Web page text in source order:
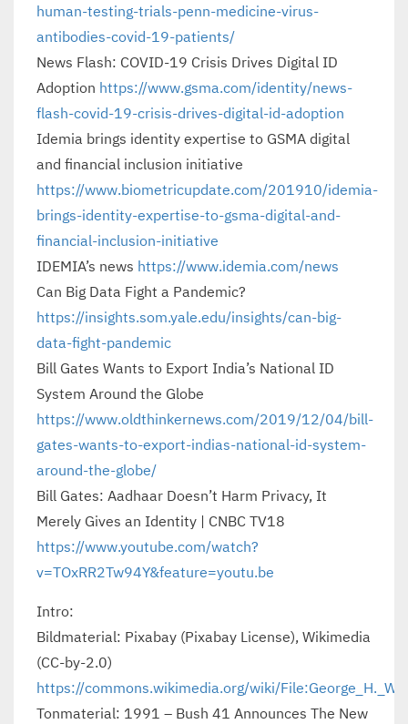
human-testing-trials-penn-medicine-virus-
antibodies-covid-19-patients/
News Flash: COVID-19 Crisis Drives Digital ID
Adoption https://www.gsma.com/identity/news-
flash-covid-19-crisis-drives-digital-id-adoption
Idemia brings identity expertise to GSMA digital
and financial inclusion initiative
https://www.biometricupdate.com/201910/idemia-
brings-identity-expertise-to-gsma-digital-and-
financial-inclusion-initiative
IDEMIA’s news https://www.idemia.com/news
Can Big Data Fight a Pandemic?
https://insights.som.yale.edu/insights/can-big-
data-fight-pandemic
Bill Gates Wants to Export India’s National ID
System Around the Globe
https://www.oldthinkernews.com/2019/12/04/bill-
gates-wants-to-export-indias-national-id-system-
around-the-globe/
Bill Gates: Aadhaar Doesn’t Harm Privacy, It
Merely Gives an Identity | CNBC TV18
https://www.youtube.com/watch?
v=TOxRR2Tw94Y&feature=youtu.be
Intro:
Bildmaterial: Pixabay (Pixabay License), Wikimedia
(CC-by-2.0)
https://commons.wikimedia.org/wiki/
Tonmaterial: 1991 – Bush 41 Announces The New